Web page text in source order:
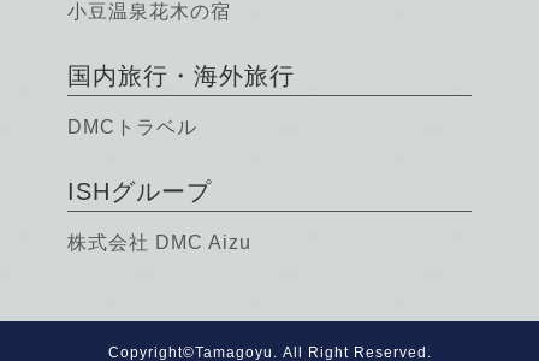
小豆温泉花木の宿
国内旅行・海外旅行
DMCトラベル
ISHグループ
株式会社 DMC Aizu
Copyright©Tamagoyu. All Right Reserved.